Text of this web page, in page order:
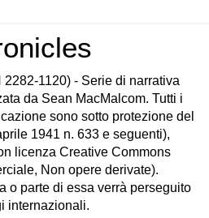
1120) - Serie di narrativa
da Sean MacMalcom. Tutti i
sono sotto protezione del
1941 n. 633 e seguenti),
licenza Creative Commons
Non opere derivate).
o parte di essa verrà perseguito
internazionali.